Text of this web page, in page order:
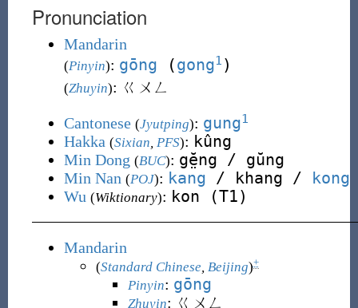
Pronunciation
Mandarin
(Pinyin): gōng (gong1 )
(Zhuyin): ㄍㄨㄥ
Cantonese (Jyutping): gung1
Hakka (Sixian, PFS): kûng
Min Dong (BUC): gĕ̤ng / gŭng
Min Nan (POJ): kang / khang / kong
Wu (Wiktionary): kon (T1)
Mandarin
(Standard Chinese, Beijing)+
Pinyin: gōng
Zhuyin: ㄍㄨㄥ